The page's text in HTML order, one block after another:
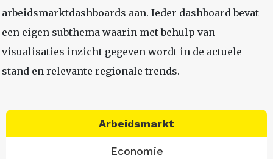
arbeidsmarktdashboards aan. Ieder dashboard bevat
een eigen subthema waarin met behulp van
visualisaties inzicht gegeven wordt in de actuele
stand en relevante regionale trends.
Arbeidsmarkt
Economie